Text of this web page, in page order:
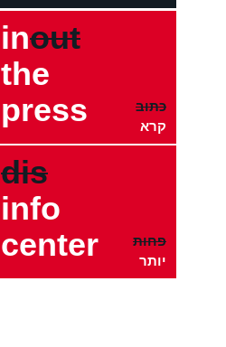
inout
the
press
כתוב
קרא
dis
info
center
פחות
יותר